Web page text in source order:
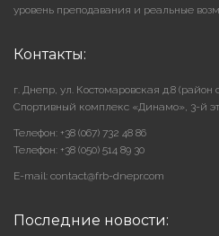
уровень преподавания и реальные
Контакты:
г. Днепр, ул. Костомаровская д.8
Cпортивный комплекс «Динамо», 3-й
Телефон: +38 (067) 732 48 86
Телефон: +38 (050) 514 89 30
E-mail: contact@frb-dnepr.com
Последние новости: